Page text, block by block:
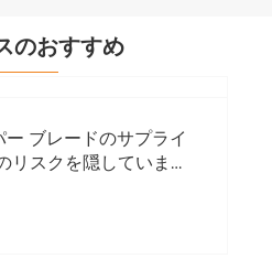
のおすすめ
ブレードのサプライ
リスクを隠しています